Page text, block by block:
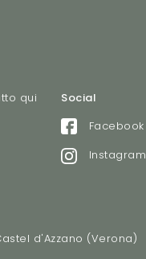
qui
Social
Facebook
Instagram
d'Azzano (Verona)